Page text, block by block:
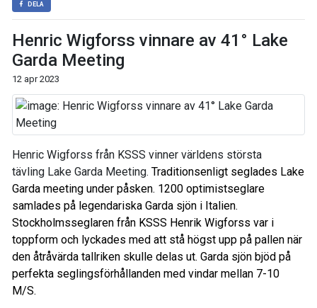
DELA
Henric Wigforss vinnare av 41° Lake
Garda Meeting
12 apr 2023
Henric Wigforss från KSSS vinner världens största
tävling Lake Garda Meeting. Traditionsenligt seglades Lake
Garda meeting under påsken. 1200 optimistseglare
samlades på legendariska Garda sjön i Italien.
Stockholmsseglaren från KSSS Henrik Wigforss var i
toppform och lyckades med att stå högst upp på pallen när
den åtråvärda tallriken skulle delas ut. Garda sjön bjöd på
perfekta seglingsförhållanden med vindar mellan 7-10
M/S.